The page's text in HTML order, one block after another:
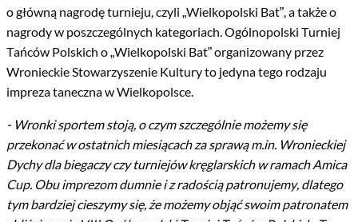
o główną nagrodę turnieju, czyli „Wielkopolski Bat”, a także o
nagrody w poszczególnych kategoriach. Ogólnopolski Turniej
Tańców Polskich o „Wielkopolski Bat” organizowany przez
Wronieckie Stowarzyszenie Kultury to jedyna tego rodzaju
impreza taneczna w Wielkopolsce.
- Wronki sportem stoją, o czym szczególnie możemy się
przekonać w ostatnich miesiącach za sprawą m.in. Wronieckiej
Dychy dla biegaczy czy turniejów kręglarskich w ramach Amica
Cup. Obu imprezom dumnie i z radością patronujemy, dlatego
tym bardziej cieszymy się, że możemy objąć swoim patronatem